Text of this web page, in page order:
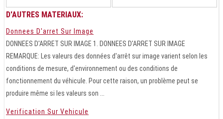
D'AUTRES MATERIAUX:
Donnees D'arret Sur Image
DONNEES D'ARRET SUR IMAGE 1. DONNEES D'ARRET SUR IMAGE
REMARQUE: Les valeurs des données d'arrêt sur image varient selon les
conditions de mesure, d'environnement ou des conditions de
fonctionnement du véhicule. Pour cette raison, un problème peut se
produire même si les valeurs son ...
Verification Sur Vehicule